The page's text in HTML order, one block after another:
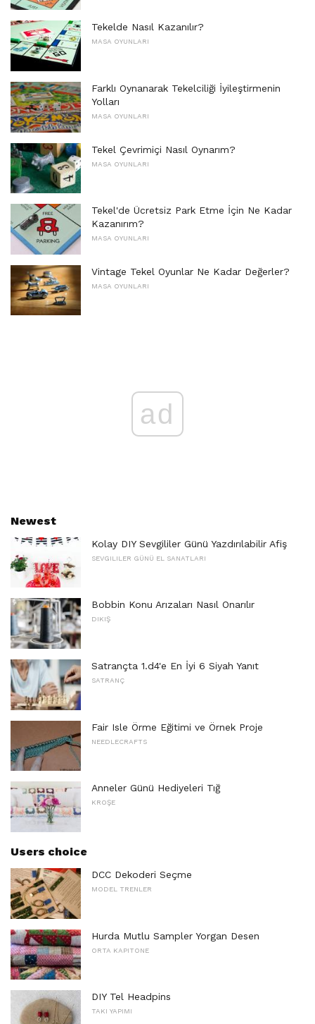
Tekelde Nasıl Kazanılır?
MASA OYUNLARI
Farklı Oynanarak Tekelciliği İyileştirmenin
Yolları
MASA OYUNLARI
Tekel Çevrimiçi Nasıl Oynarım?
MASA OYUNLARI
Tekel'de Ücretsiz Park Etme İçin Ne Kadar
Kazanırım?
MASA OYUNLARI
Vintage Tekel Oyunlar Ne Kadar Değerler?
MASA OYUNLARI
ad
Newest
Kolay DIY Sevgililer Günü Yazdırılabilir Afiş
SEVGILILER GÜNÜ EL SANATLARI
Bobbin Konu Arızaları Nasıl Onarılır
DIKIŞ
Satrançta 1.d4'e En İyi 6 Siyah Yanıt
SATRANÇ
Fair Isle Örme Eğitimi ve Örnek Proje
NEEDLECRAFTS
Anneler Günü Hediyeleri Tığ
KROŞE
Users choice
DCC Dekoderi Seçme
MODEL TRENLER
Hurda Mutlu Sampler Yorgan Desen
ORTA KAPITONE
DIY Tel Headpins
TAKI YAPIMI